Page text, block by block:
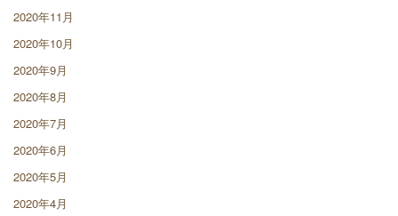
2020年11月
2020年10月
2020年9月
2020年8月
2020年7月
2020年6月
2020年5月
2020年4月